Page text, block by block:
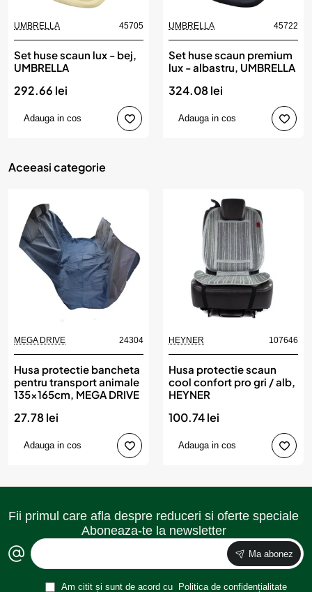
UMBRELLA 45705
Set huse scaun lux - bej,
UMBRELLA
292.66 lei
Adauga in cos
UMBRELLA 45722
Set huse scaun premium
lux - albastru, UMBRELLA
324.08 lei
Adauga in cos
Aceeasi categorie
MEGA DRIVE 24304
Husa protectie bancheta
pentru transport animale
135x165cm, MEGA DRIVE
27.78 lei
Adauga in cos
HEYNER 107646
Husa protectie scaun
cool confort pro gri / alb,
HEYNER
100.74 lei
Adauga in cos
Fii primul care afla despre reduceri si oferte speciale
Aboneaza-te la newsletter
Ma abonez
Am citit și sunt de acord cu Politica de confidențialitate